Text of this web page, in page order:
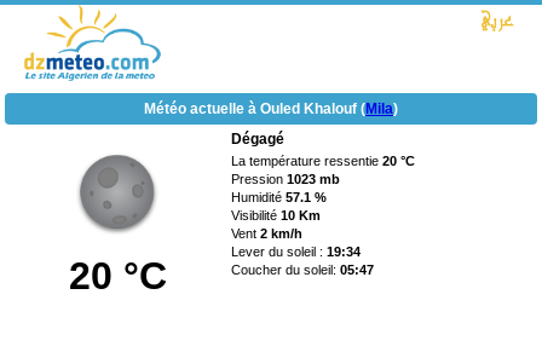
Météo actuelle à Ouled Khalouf (Mila)
20 °C
Dégagé
La température ressentie20 °C
Pression1023 mb
Humidité57.1 %
Visibilité10 Km
Vent2 km/h
Lever du soleil :19:34
Coucher du soleil:05:47